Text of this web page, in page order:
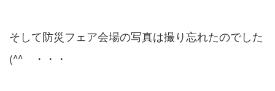
そして防災フェア会場の写真は撮り忘れたのでした
(^^ゞ・・・